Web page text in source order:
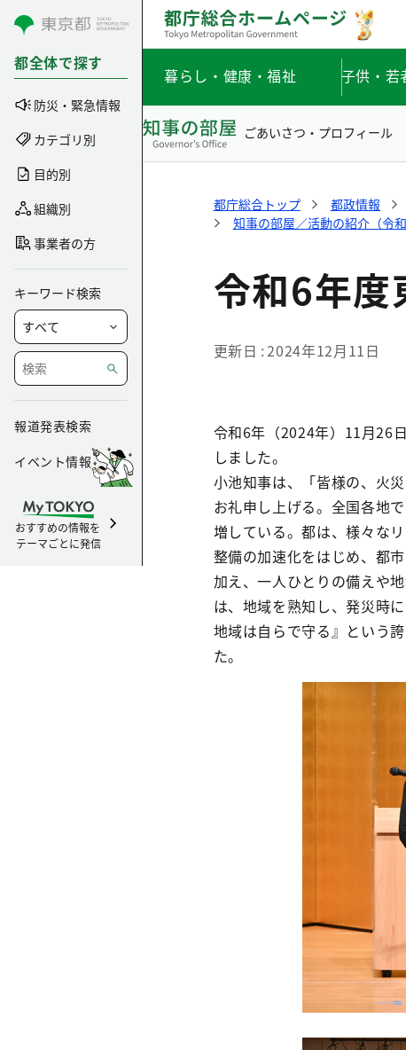
コンテンツにスキップ
都全体で探す
防災・緊急情報
カテゴリ別
目的別
組織別
事業者の方
キーワード検索
報道発表検索
イベント情報
おすすめの情報を
テーマごとに発信
暮らし・健康・福祉 子供・若
ごあいさつ・プロフィール
都庁総合トップ 都政情報
知事の部屋／活動の紹介（令
令和6年度
更新日 2024年12月11日
令和6年（2024年）11月26
しました。
小池知事は、「皆様の、火
お礼申し上げる。全国各地
増している。都は、様々な
整備の加速化をはじめ、都
加え、一人ひとりの備えや
は、地域を熟知し、発災時
地域は自らで守る』という
た。